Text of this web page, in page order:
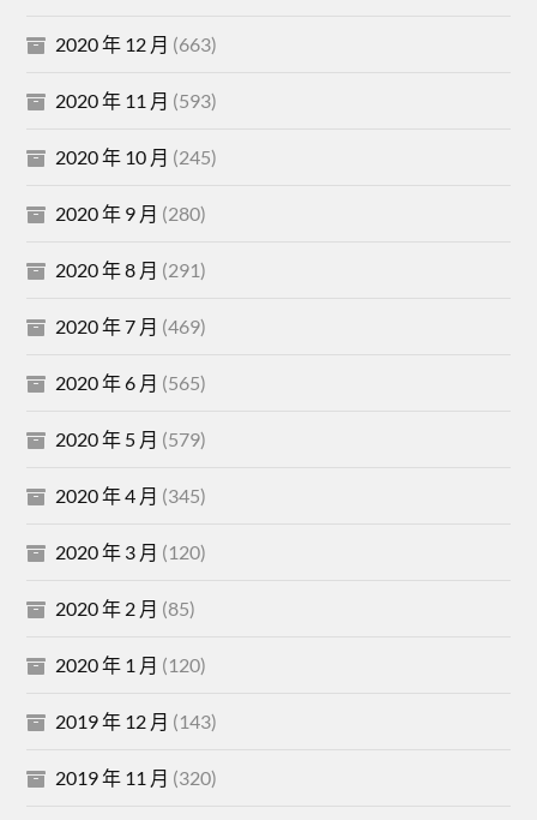
2020 年 12 月 (663)
2020 年 11 月 (593)
2020 年 10 月 (245)
2020 年 9 月 (280)
2020 年 8 月 (291)
2020 年 7 月 (469)
2020 年 6 月 (565)
2020 年 5 月 (579)
2020 年 4 月 (345)
2020 年 3 月 (120)
2020 年 2 月 (85)
2020 年 1 月 (120)
2019 年 12 月 (143)
2019 年 11 月 (320)